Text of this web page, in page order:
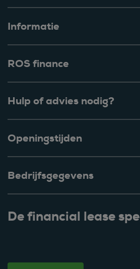
Informatie
ROS finance
Hulp of advies nodig?
Openingstijden
Bedrijfsgegevens
De financial lease